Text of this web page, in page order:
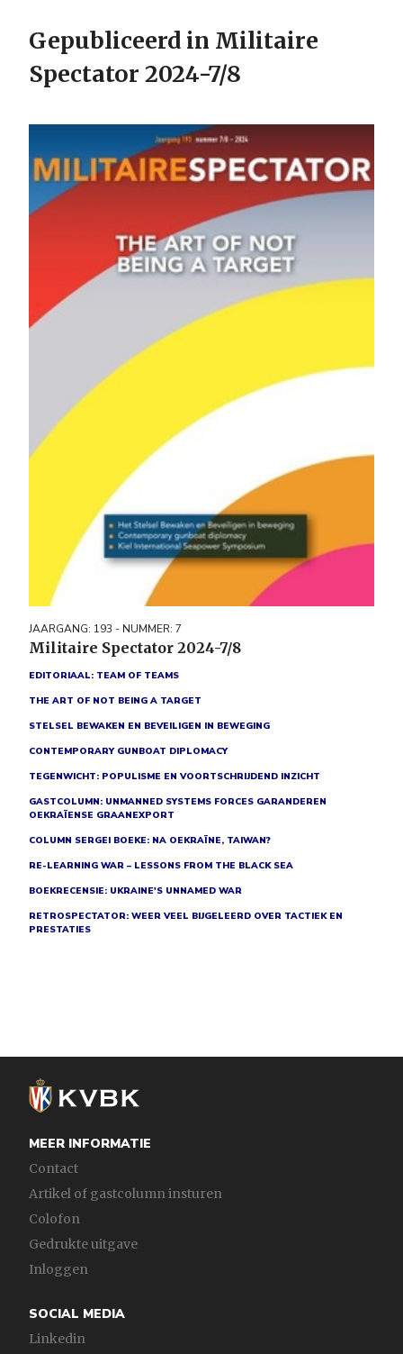
Gepubliceerd in Militaire
Spectator 2024-7/8
JAARGANG: 193 - NUMMER: 7
Militaire Spectator 2024-7/8
EDITORIAAL: TEAM OF TEAMS
THE ART OF NOT BEING A TARGET
STELSEL BEWAKEN EN BEVEILIGEN IN BEWEGING
CONTEMPORARY GUNBOAT DIPLOMACY
TEGENWICHT: POPULISME EN VOORTSCHRIJDEND INZICHT
GASTCOLUMN: UNMANNED SYSTEMS FORCES GARANDEREN
OEKRAÏENSE GRAANEXPORT
COLUMN SERGEI BOEKE: NA OEKRAÏNE, TAIWAN?
RE-LEARNING WAR – LESSONS FROM THE BLACK SEA
BOEKRECENSIE: UKRAINE'S UNNAMED WAR
RETROSPECTATOR: WEER VEEL BIJGELEERD OVER TACTIEK EN
PRESTATIES
MEER INFORMATIE
Contact
Artikel of gastcolumn insturen
Colofon
Gedrukte uitgave
Inloggen
SOCIAL MEDIA
Linkedin